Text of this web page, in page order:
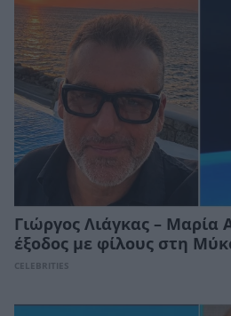
Γιώργος Λιάγκας – Μαρία
έξοδος με φίλους στη
CELEBRITIES